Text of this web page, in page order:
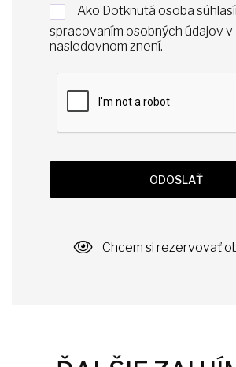
Ako Dotknutá osoba
spracovaním osobných údajov v
nasledovnom znení.
ODOSLAŤ
Chcem si rezervovať